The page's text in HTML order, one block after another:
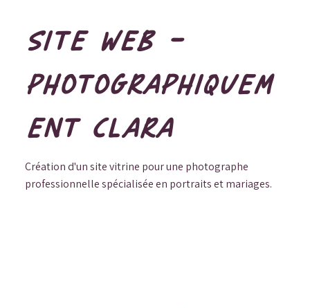
SITE WEB -
PHOTOGRAPHIQUEM
ENT CLARA
Création d'un site vitrine pour une photographe
professionnelle spécialisée en portraits et mariages.